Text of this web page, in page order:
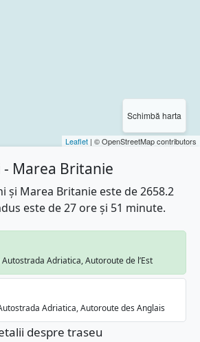
Schimbă harta
Leaflet | © OpenStreetMap contributors
Marea Britanie
și Marea Britanie este de 2658.2
este de 27 ore și 51 minute.
Adriatica, Autoroute de l’Est
Adriatica, Autoroute des Anglais
despre traseu